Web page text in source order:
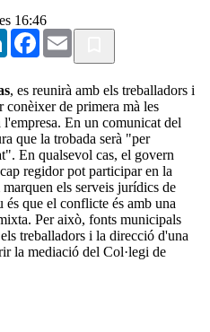
16:46
LinkedInFacebook
Email
, es reunirà amb els treballadors i
conèixer de primera mà les
l'empresa. En un comunicat del
que la trobada serà "per
En qualsevol cas, el govern
regidor pot participar en la
els serveis jurídics de
que el conflicte és amb una
Per això, fonts municipals
treballadors i la direcció d'una
la mediació del Col·legi de